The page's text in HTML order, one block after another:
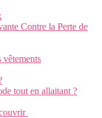
Contre la Perte de
vêtements
tout en allaitant ?